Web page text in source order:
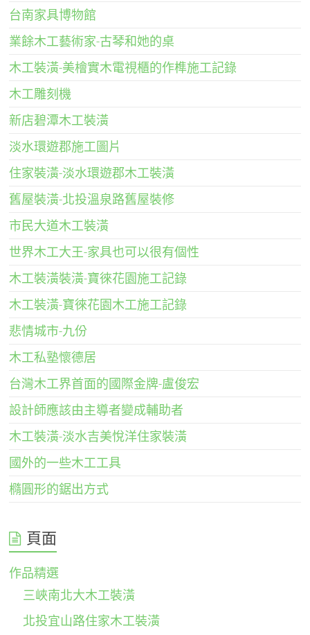
台南家具博物館
業餘木工藝術家-古琴和她的桌
木工裝潢-美檜實木電視櫃的作榫施工記錄
木工雕刻機
新店碧潭木工裝潢
淡水環遊郡施工圖片
住家裝潢-淡水環遊郡木工裝潢
舊屋裝潢-北投溫泉路舊屋裝修
市民大道木工裝潢
世界木工大王-家具也可以很有個性
木工裝潢裝潢-寶徠花園施工記錄
木工裝潢-寶徠花園木工施工記錄
悲情城市-九份
木工私塾懷德居
台灣木工界首面的國際金牌-盧俊宏
設計師應該由主導者變成輔助者
木工裝潢-淡水吉美悅洋住家裝潢
國外的一些木工工具
橢圓形的鋸出方式
頁面
作品精選
三峽南北大木工裝潢
北投宜山路住家木工裝潢